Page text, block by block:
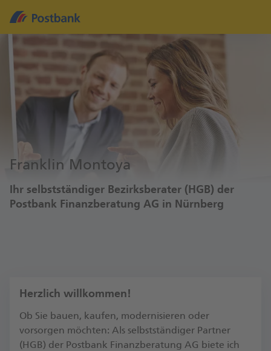
Franklin Montoya
Ihr selbstständiger Bezirksberater (HGB) der
Postbank Finanzberatung AG in Nürnberg
Herzlich willkommen!
Ob Sie bauen, kaufen, modernisieren oder
vorsorgen möchten: Als selbstständiger Partner
(HGB) der Postbank Finanzberatung AG biete ich